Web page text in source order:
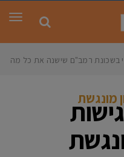
בשכונת רמב"ם שישנה את כל מה
מונגשת